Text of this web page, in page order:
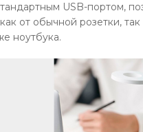
USB-портом,
от обычной розетки, так
ноутбука.